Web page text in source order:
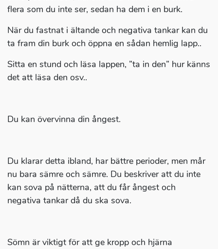
flera som du inte ser, sedan ha dem i en burk.
När du fastnat i ältande och negativa tankar kan du
ta fram din burk och öppna en sådan hemlig lapp..
Sitta en stund och läsa lappen, ”ta in den” hur känns
det att läsa den osv..
Du kan övervinna din ångest.
Du klarar detta ibland, har bättre perioder, men mår
nu bara sämre och sämre. Du beskriver att du inte
kan sova på nätterna, att du får ångest och
negativa tankar då du ska sova.
Sömn är viktigt för att ge kropp och hjärna